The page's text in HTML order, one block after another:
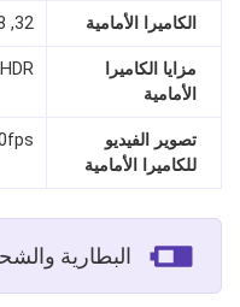
الكاميرا الأمامية 32, 8 ميجا بكسل
مزايا الكاميرا
الأمامية
HDR
تصوير الفيديو
للكاميرا الأمامية
البطارية